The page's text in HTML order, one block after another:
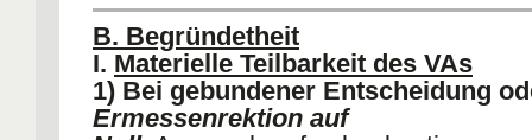
B. Begründetheit
I. Materielle Teilbarkeit des VAs
1) Bei gebundener Entscheidung
Ermessenrektion auf